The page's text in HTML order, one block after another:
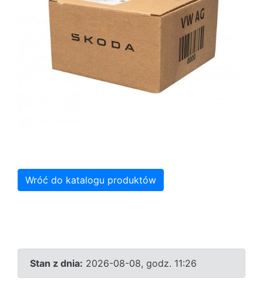
Wróć do katalogu produktów
Stan z dnia: 2026-08-08, godz. 11:26